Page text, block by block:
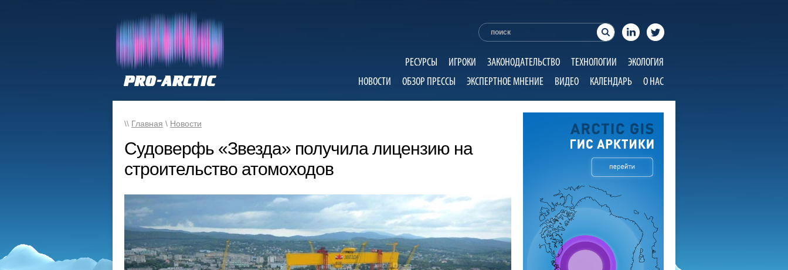
РЕСУРСЫ ИГРОКИ ЗАКОНОДАТЕЛЬСТВО ТЕХНОЛОГИИ
ЭКОЛОГИЯ
НОВОСТИ
ОБЗОР ПРЕССЫ ЭКСПЕРТНОЕ МНЕНИЕ ВИДЕО КАЛЕНДАРЬ О НАС
\\ Главная \ Новости
Судоверфь «Звезда» получила лицензию на
строительство атомоходов